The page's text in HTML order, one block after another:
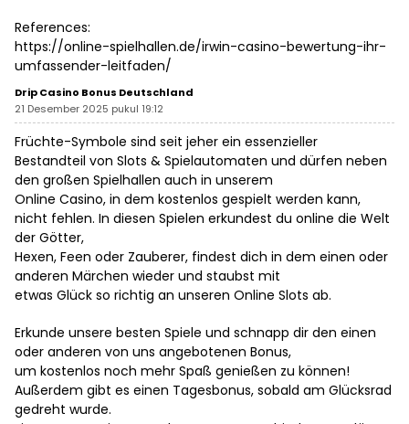
References:
https://online-spielhallen.de/irwin-casino-bewertung-ihr-
umfassender-leitfaden/
Drip Casino Bonus Deutschland
21 Desember 2025 pukul 19:12
Früchte-Symbole sind seit jeher ein essenzieller
Bestandteil von Slots & Spielautomaten und dürfen neben
den großen Spielhallen auch in unserem
Online Casino, in dem kostenlos gespielt werden kann,
nicht fehlen. In diesen Spielen erkundest du online die Welt
der Götter,
Hexen, Feen oder Zauberer, findest dich in dem einen oder
anderen Märchen wieder und staubst mit
etwas Glück so richtig an unseren Online Slots ab.
Erkunde unsere besten Spiele und schnapp dir den einen
oder anderen von uns angebotenen Bonus,
um kostenlos noch mehr Spaß genießen zu können!
Außerdem gibt es einen Tagesbonus, sobald am Glücksrad
gedreht wurde.